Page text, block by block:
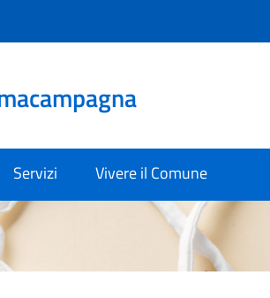
Servizi Vivere il Comune